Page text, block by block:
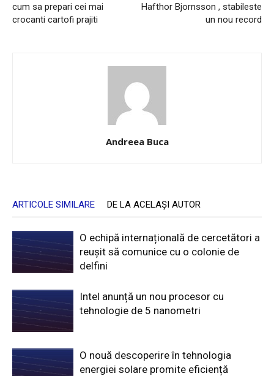
cum sa prepari cei mai
crocanti cartofi prajiti
Hafthor Bjornsson , stabileste
un nou record
Andreea Buca
ARTICOLE SIMILARE DE LA ACELAȘI AUTOR
O echipă internațională de cercetători a
reușit să comunice cu o colonie de
delfini
Intel anunță un nou procesor cu
tehnologie de 5 nanometri
O nouă descoperire în tehnologia
energiei solare promite eficiență